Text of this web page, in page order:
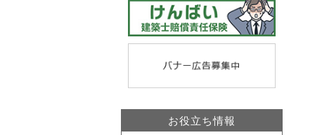
お役立ち情報